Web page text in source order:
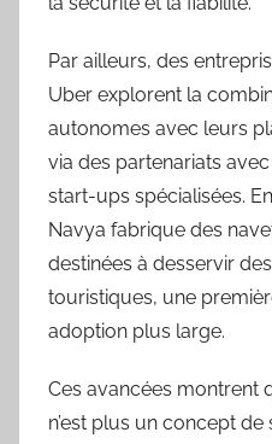
Par ailleurs, des
Uber explorent la
autonomes avec leurs
via des partenariats
start-ups spécialisées.
Navya fabrique des
destinées à desservir
touristiques, une
adoption plus large.
Ces avancées montrent
n’est plus un concept